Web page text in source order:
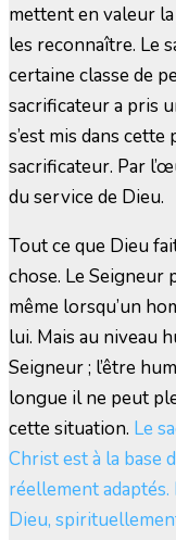
mettent en valeur
les reconnaître. Le
certaine classe de
sacrificateur a pris
s’est mis dans
sacrificateur. Par
du service de Dieu.
Tout ce que Dieu
chose. Le Seigneur
même lorsqu’un
lui. Mais au niveau
Seigneur ; l’être
longue il ne peut
cette situation. Le
Christ est à la base
réellement adaptés.
Dieu,